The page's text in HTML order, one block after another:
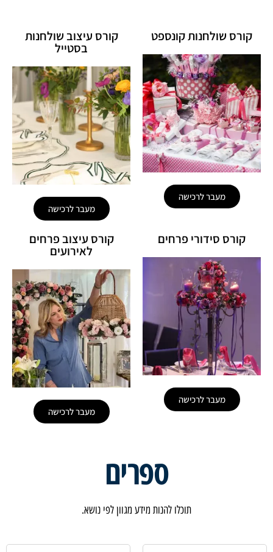
קורס שולחנות קונספט
מעבר לרכישה
קורס עיצוב שולחנות
בסטייל
מעבר לרכישה
קורס סידורי פרחים
מעבר לרכישה
קורס עיצוב פרחים
לאירועים
מעבר לרכישה
ספרים
תוכלו להנות מידע מגוון לפי נושא.